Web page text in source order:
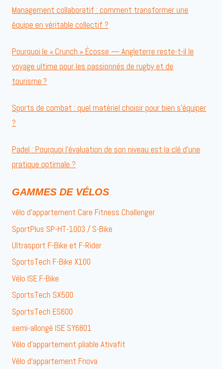
Management collaboratif : comment transformer une
équipe en véritable collectif ?
Pourquoi le « Crunch » Écosse — Angleterre reste-t-il le
voyage ultime pour les passionnés de rugby et de
tourisme ?
Sports de combat : quel matériel choisir pour bien s’équiper
?
Padel : Pourquoi l’évaluation de son niveau est la clé d’une
pratique optimale ?
GAMMES DE VÉLOS
vélo d’appartement Care Fitness Challenger
SportPlus SP-HT-1003 / S-Bike
Ultrasport F-Bike et F-Rider
SportsTech F-Bike X100
Vélo ISE F-Bike
SportsTech SX500
SportsTech ES600
semi-allongé ISE SY6801
Vélo d’appartement pliable Ativafit
Vélo d’appartement Fnova